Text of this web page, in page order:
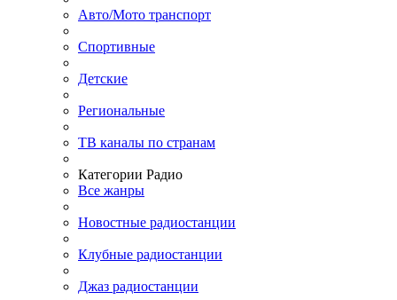
Авто/Мото транспорт
Спортивные
Детские
Региональные
ТВ каналы по странам
Категории Радио
Все жанры
Новостные радиостанции
Клубные радиостанции
Джаз радиостанции